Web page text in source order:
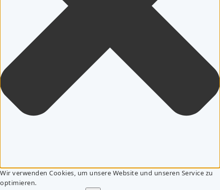
Wir verwenden Cookies, um unsere Website und unseren Service zu
optimieren.